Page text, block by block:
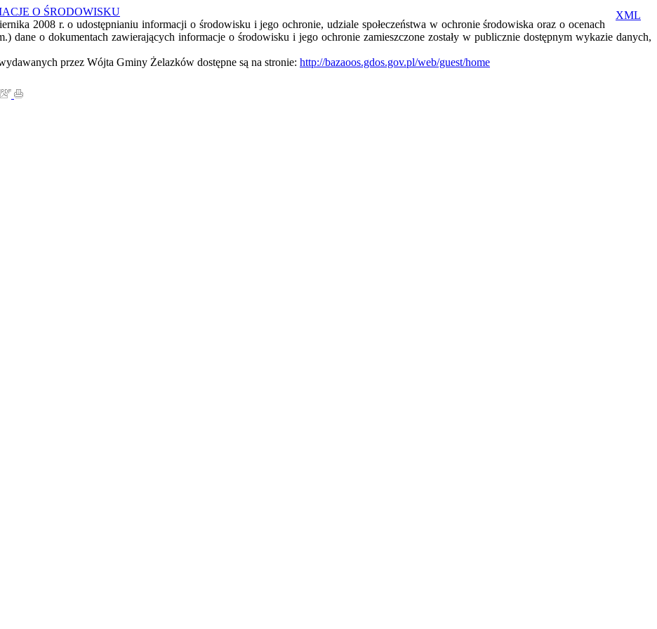
XML
O ŚRODOWISKU
2008 r. o udostępnianiu informacji o środowisku i jego ochronie, udziale społeczeństwa w ochronie środowiska oraz o ocenach
dane o dokumentach zawierających informacje o środowisku i jego ochronie zamieszczone zostały w publicznie dostępnym wykazie danych,
przez Wójta Gminy Żelazków dostępne są na stronie: http://bazaoos.gdos.gov.pl/web/guest/home